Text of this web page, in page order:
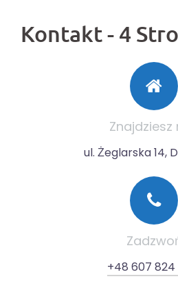
Kontakt - 4
Znajdziesz
ul. Żeglarska 14,
+48 607